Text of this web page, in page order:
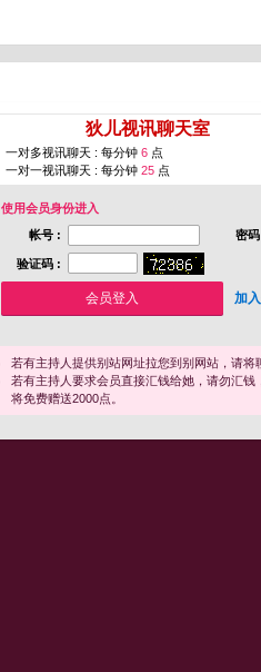
狄儿视讯聊天室
一对多视讯聊天 : 每分钟 6 点
一对一视讯聊天 : 每分钟 25 点
使用会员身份进入
帐号 :
密
验证码 :
加
若有主持人提供别站网址拉您到别网站，请将
若有主持人要求会员直接汇钱给她，请勿汇
将免费赠送2000点。